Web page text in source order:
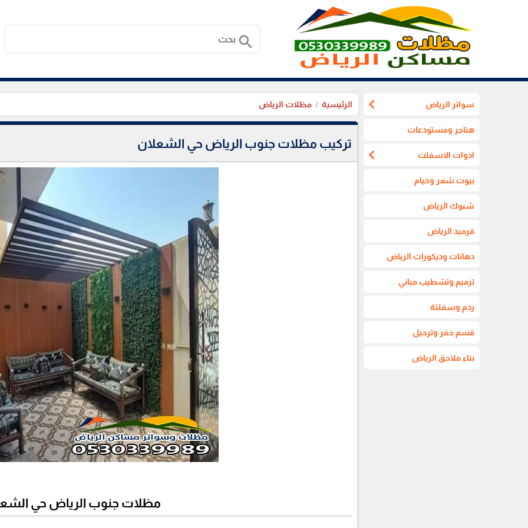
search
سواتر الرياض chevron_left
هناجر ومستودعات
ادوات الاسفلت chevron_left
بيوت شعر وخيام
شبوك الرياض
قرميد الرياض
دهانات وديكورات الرياض
ترميم وتشطيب مباني
ردم وسفلتة
قسم حفر وترحيل
بناء ملاحق الرياض
الرئيسية مظلات الرياض
تركيب مظلات جنوب الرياض حي الشعلان
مظلات جنوب الرياض حي